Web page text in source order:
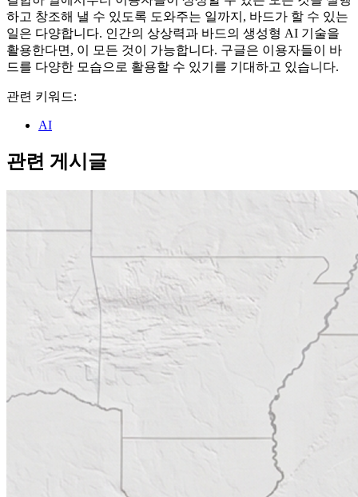
하고 창조해 낼 수 있도록 도와주는 일까지, 바드가 할 수 있는
일은 다양합니다. 인간의 상상력과 바드의 생성형 AI 기술을
활용한다면, 이 모든 것이 가능합니다. 구글은 이용자들이 바
드를 다양한 모습으로 활용할 수 있기를 기대하고 있습니다.
관련 키워드:
AI
관련 게시글